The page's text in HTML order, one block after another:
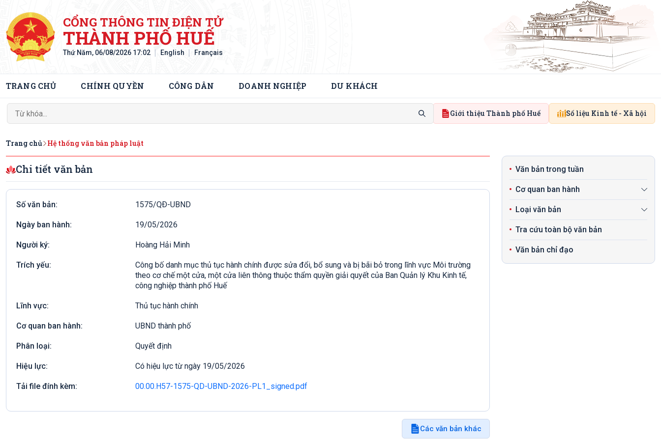
CỔNG THÔNG TIN ĐIỆN TỬ
THÀNH PHỐ HUẾ
Thứ Năm, 06/08/2026 17:02 English Français
TRANG CHỦ CHÍNH QUYỀN CÔNG DÂN DOANH NGHIỆP DU KHÁCH
Giới thiệu Thành phố Huế Số liệu Kinh tế - Xã hội
Trang chủ Hệ thống văn bản pháp luật
Chi tiết văn bản
Số văn bản: 1575/QÐ-UBND
Ngày ban hành: 19/05/2026
Người ký: Hoàng Hải Minh
Trích yếu:
Công bố danh mục thủ tục hành chính được sửa đổi, bổ sung và bị bãi bỏ trong lĩnh vực Môi trường
theo cơ chế một cửa, một cửa liên thông thuộc thẩm quyền giải quyết của Ban Quản lý Khu Kinh tế,
công nghiệp thành phố Huế
Lĩnh vực: Thủ tục hành chính
Cơ quan ban hành: UBND thành phố
Phân loại: Quyết định
Hiệu lực: Có hiệu lực từ ngày 19/05/2026
Tải file đính kèm: 00.00.H57-1575-QD-UBND-2026-PL1_signed.pdf
Các văn bản khác
Văn bản trong tuần
Cơ quan ban hành
Loại văn bản
Tra cứu toàn bộ văn bản
Văn bản chỉ đạo